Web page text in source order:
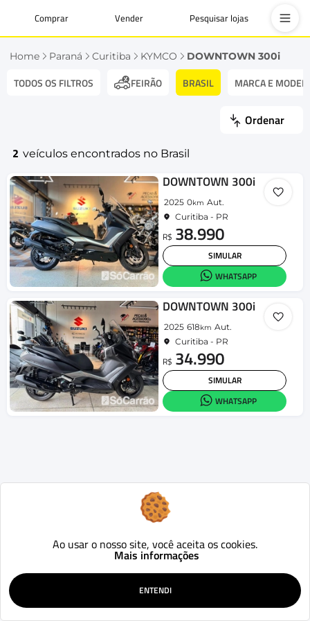
Comprar Vender Pesquisar lojas
Home Paraná Curitiba KYMCO DOWNTOWN 300i
TODOS OS FILTROS FEIRÃO BRASIL MARCA E
Ordenar
2 veículos encontrados no Brasil
DOWNTOWN 300i
2025 0km Aut.
Curitiba - PR
R$ 38.990
SIMULAR
WHATSAPP
DOWNTOWN 300i
2025 618km Aut.
Curitiba - PR
R$ 34.990
SIMULAR
WHATSAPP
Ao usar o nosso site, você aceita os cookies.
Mais informações
ENTENDI